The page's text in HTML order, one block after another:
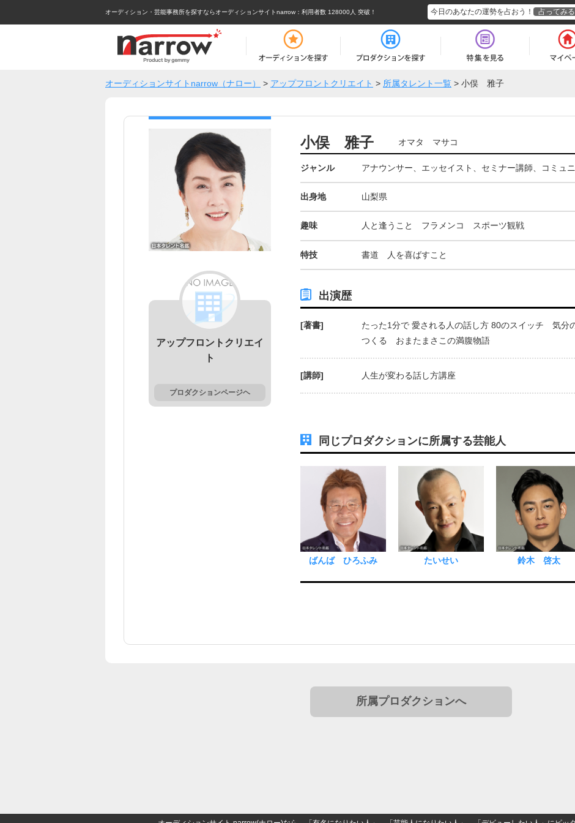
オーディション・芸能事務所を探すならオーディションサイトnarrow ：利用者数 128000人 突破！ 今日のあなたの運勢を占おう！ 占ってみる
オーディションサイトnarrow（ナロー） > アップフロントクリエイト > 所属タレント一覧 > 小俣 雅子
アップフロントクリエイ
ト
プロダクションページヘ
小俣 雅子 オマタ マサコ
ジャンル アナウンサー、エッセイスト、セミナー講師、コミュ
出身地 山梨県
趣味 人と逢うこと フラメンコ スポーツ観戦
特技 書道 人を喜ばすこと
出演歴
[著書]
たった1分で 愛される人の話し方 80のスイッチ 気分
つくる おまたまさこの満腹物語
[講師] 人生が変わる話し方講座
同じプロダクションに所属する芸能人
ばんば ひろふみ たいせい 鈴木 啓太
所属プロダクションへ